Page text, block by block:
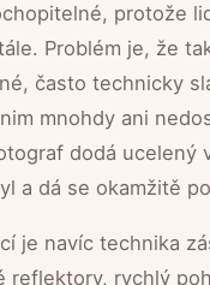
protože
Problém je, že
často technicky
mnohdy ani
dodá ucelený
a dá se okamžitě
je navíc technika
reflektory, rychlý